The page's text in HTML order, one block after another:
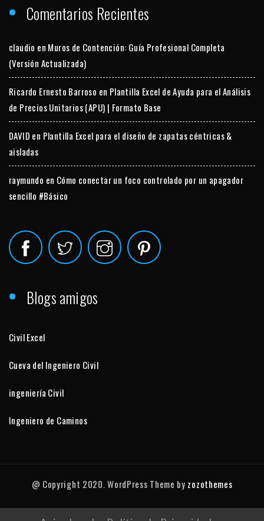
Comentarios Recientes
claudio en Muros de Contención: Guía Profesional Completa
(Versión Actualizada)
Ricardo Ernesto Barroso en Plantilla Excel de Ayuda para el Análisis
de Precios Unitarios (APU) | Formato Base
DAVID en Plantilla Excel para el diseño de zapatas céntricas &
aisladas
raymundo en Cómo conectar un foco controlado por un apagador
sencillo #Básico
Blogs amigos
Civil Excel
Cueva del Ingeniero Civil
ingeniería Civil
Ingeniero de Caminos
@ Copyright 2020. WordPress Theme by zozothemes